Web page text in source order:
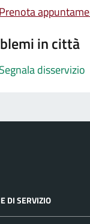
Prenota
in città
Segnala disservizio
DI SERVIZIO